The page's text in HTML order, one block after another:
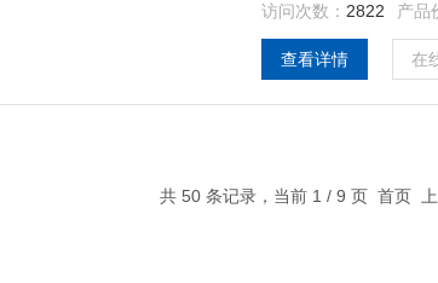
访问次数： 2822 产品
查看详情 在
共 50 条记录，当前 1 / 9 页 首页